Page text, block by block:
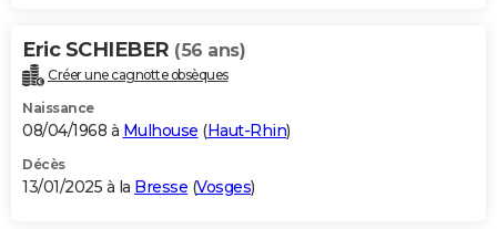
Eric SCHIEBER (56 ans)
Créer une cagnotte obsèques
Naissance
08/04/1968 à Mulhouse (Haut-Rhin)
Décès
13/01/2025 à la Bresse (Vosges)